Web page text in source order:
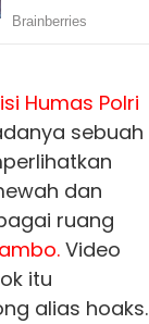
Humas Polri
sebuah
dan
ruang
Video
itu
alias hoaks.